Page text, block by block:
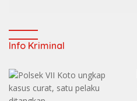
Info Kriminal